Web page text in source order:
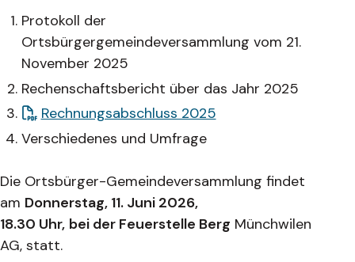
Protokoll der
Ortsbürgergemeindeversammlung vom 21.
November 2025
Rechenschaftsbericht über das Jahr 2025
Rechnungsabschluss 2025
Verschiedenes und Umfrage
Die Ortsbürger-Gemeindeversammlung findet
am Donnerstag, 11. Juni 2026,
18.30 Uhr, bei der Feuerstelle Berg Münchwilen
AG, statt.